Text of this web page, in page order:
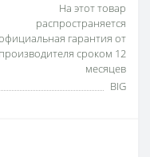
На этот товар
распространяется
гарантия от
производителя сроком 12
месяцев
BIG